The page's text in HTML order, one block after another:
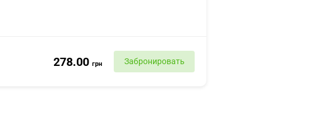
278.00 грн Забронировать